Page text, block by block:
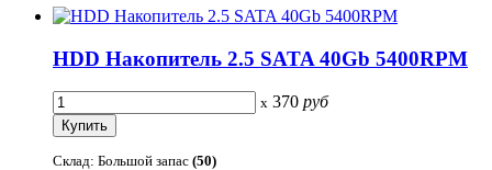
HDD Накопитель 2.5 SATA 40Gb 5400RPM
x 370 руб
Склад: Большой запас (50)